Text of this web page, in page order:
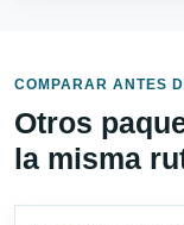
COMPARAR ANTES
Otros
la misma